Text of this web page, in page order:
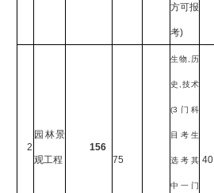
方可报
考)
2
园林景
观工程
156
75
生物 历
史 技术
(3 门科
目考生
选考其
中一门
40